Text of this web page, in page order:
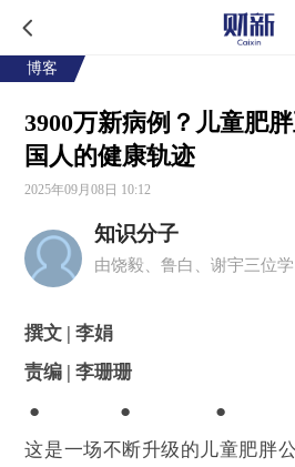
博客
3900万新病例？儿童肥
国人的健康轨迹
2025年09月08日 10:12
知识分子
撰文 | 李娟
责编 | 李珊珊
● ● ●
这是一场不断升级的儿童肥胖